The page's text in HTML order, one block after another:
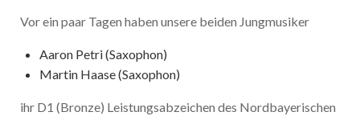
Vor ein paar Tagen haben unsere beiden Jungmusiker
Aaron Petri (Saxophon)
Martin Haase (Saxophon)
ihr D1 (Bronze) Leistungsabzeichen des Nordbayerischen